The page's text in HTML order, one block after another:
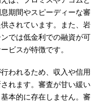
期間やスピーディーな審
されています。また、岩
では低金利での融資が可
ビスが特徴です。
われるため、収入や信用
れます。審査が甘い緩い
本的に存在しません。審